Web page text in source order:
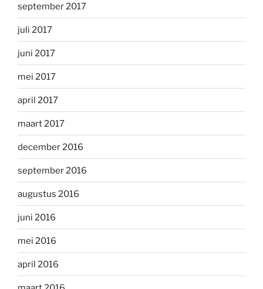
september 2017
juli 2017
juni 2017
mei 2017
april 2017
maart 2017
december 2016
september 2016
augustus 2016
juni 2016
mei 2016
april 2016